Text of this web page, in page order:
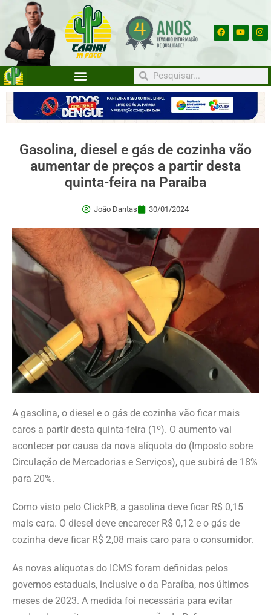
Gasolina, diesel e gás de cozinha vão
aumentar de preços a partir desta
quinta-feira na Paraíba
João Dantas 30/01/2024
A gasolina, o diesel e o gás de cozinha vão ficar mais
caros a partir desta quinta-feira (1º). O aumento vai
acontecer por causa da nova alíquota do (Imposto sobre
Circulação de Mercadorias e Serviços), que subirá de 18%
para 20%.
Como visto pelo ClickPB, a gasolina deve ficar R$ 0,15
mais cara. O diesel deve encarecer R$ 0,12 e o gás de
cozinha deve ficar R$ 2,08 mais caro para o consumidor.
As novas alíquotas do ICMS foram definidas pelos
governos estaduais, inclusive o da Paraíba, nos últimos
meses de 2023. A medida foi necessária para evitar